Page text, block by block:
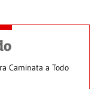
Caminata a Todo